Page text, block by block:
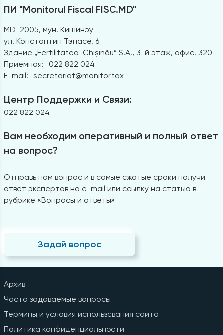
ПИ "Monitorul Fiscal FISC.MD"
MD-2005, мун. Кишинэу
ул. Константин Тэнасе, 6
Здание „Fertilitatea-Chișinău” S.A., 3-й этаж, офис. 320
Приемная:
022 822 024
E-mail: secretariat@monitor.tax
Центр Поддержки и Связи:
022 822 024
Вам необходим оперативный и полный ответ
на вопрос?
Отправь нам вопрос и в самые сжатые сроки получи
ответ экспертов на e-mail или ссылку на статью в
рубрике «Вопросы и ответы»
Задай вопрос
Архив
Часто задаваемые вопросы
Термины и условия использования сайта
Политика конфиденциальности